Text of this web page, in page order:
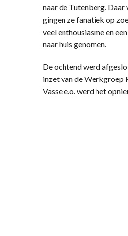
naar de Tutenberg. Daar
gingen ze fanatiek op
veel enthousiasme en
naar huis genomen.
De ochtend werd
inzet van de Werkgroep
Vasse e.o. werd het